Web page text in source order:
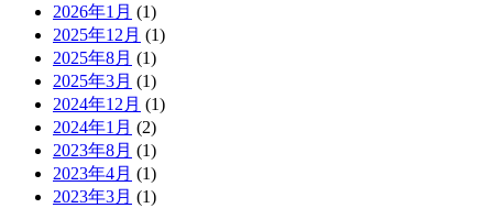
2026年1月 (1)
2025年12月 (1)
2025年8月 (1)
2025年3月 (1)
2024年12月 (1)
2024年1月 (2)
2023年8月 (1)
2023年4月 (1)
2023年3月 (1)